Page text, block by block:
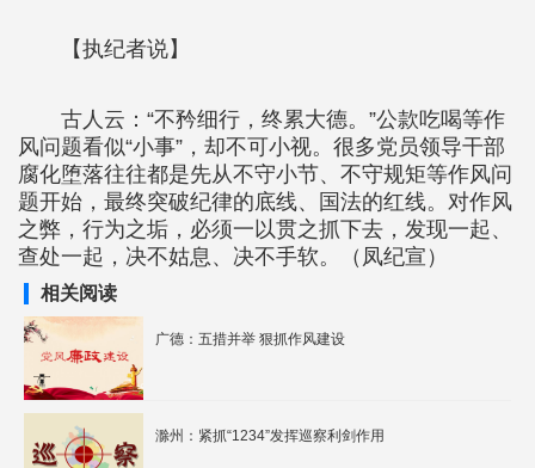
【执纪者说】
古人云：“不矜细行，终累大德。”公款吃喝等作
风问题看似“小事”，却不可小视。很多党员领导干部
腐化堕落往往都是先从不守小节、不守规矩等作风问
题开始，最终突破纪律的底线、国法的红线。对作风
之弊，行为之垢，必须一以贯之抓下去，发现一起、
查处一起，决不姑息、决不手软。（凤纪宣）
相关阅读
广德：五措并举 狠抓作风建设
滁州：紧抓“1234”发挥巡察利剑作用